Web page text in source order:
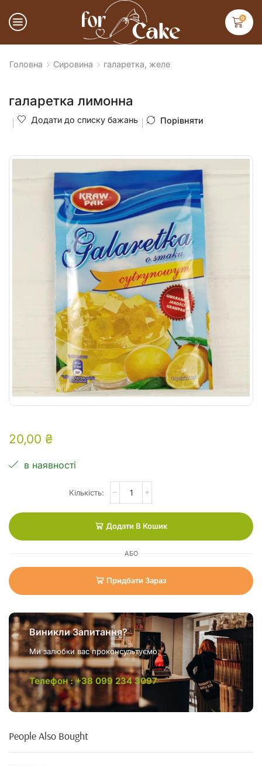
0
Головна Сировина галаретка, желе
галаретка лимонна
Додати до списку бажань Порівняти
20,00 ₴
в наявності
Додати В Кошик
АБО
Придбати Зараз
Виникли Запитання?
Ми залюбки вас проконсультуємо.
Телефон : +38 099 234 3097
People Also Bought